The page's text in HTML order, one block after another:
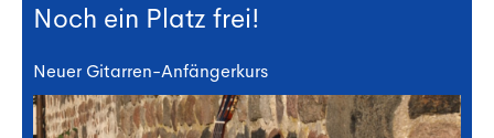
Noch ein Platz frei!
Neuer Gitarren-Anfängerkurs